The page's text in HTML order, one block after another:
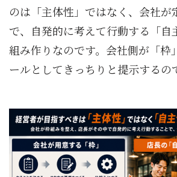
のは「主体性」ではなく、会社が
で、自発的に考えて行動する「自
組み作りなのです。会社側が「枠
ールとしてきっちりと提示するの